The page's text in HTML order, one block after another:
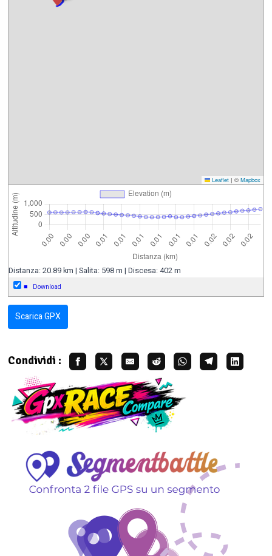
Leaflet | ©Mapbox
Distanza: 20.89 km | Salita: 598 m | Discesa: 402 m
■ Download
Scarica GPX
Condividi :